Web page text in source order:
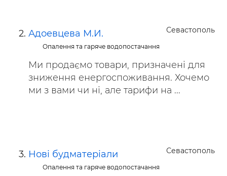
Севастополь
Адоевцева М.И.
Опалення та гаряче водопостачання
Ми продаємо товари, призначені для
зниження енергоспоживання. Хочемо
ми з вами чи ні, але тарифи на ...
Севастополь
Нові будматеріали
Опалення та гаряче водопостачання